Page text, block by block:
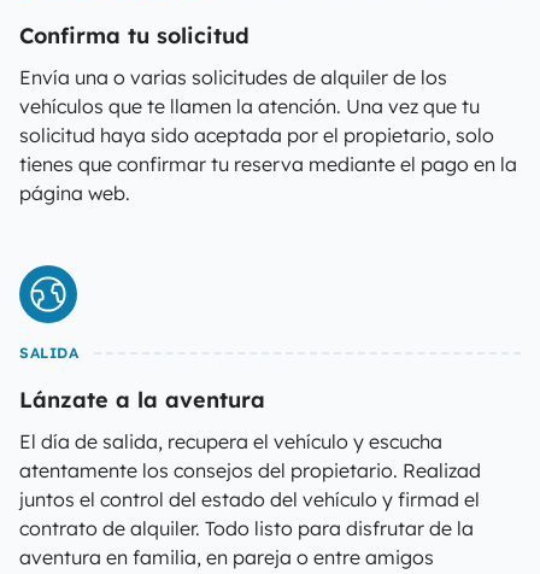
Confirma tu solicitud
Envía una o varias solicitudes de alquiler de los
vehículos que te llamen la atención. Una vez que tu
solicitud haya sido aceptada por el propietario, solo
tienes que confirmar tu reserva mediante el pago en la
página web.
SALIDA
Lánzate a la aventura
El día de salida, recupera el vehículo y escucha
atentamente los consejos del propietario. Realizad
juntos el control del estado del vehículo y firmad el
contrato de alquiler. Todo listo para disfrutar de la
aventura en familia, en pareja o entre amigos